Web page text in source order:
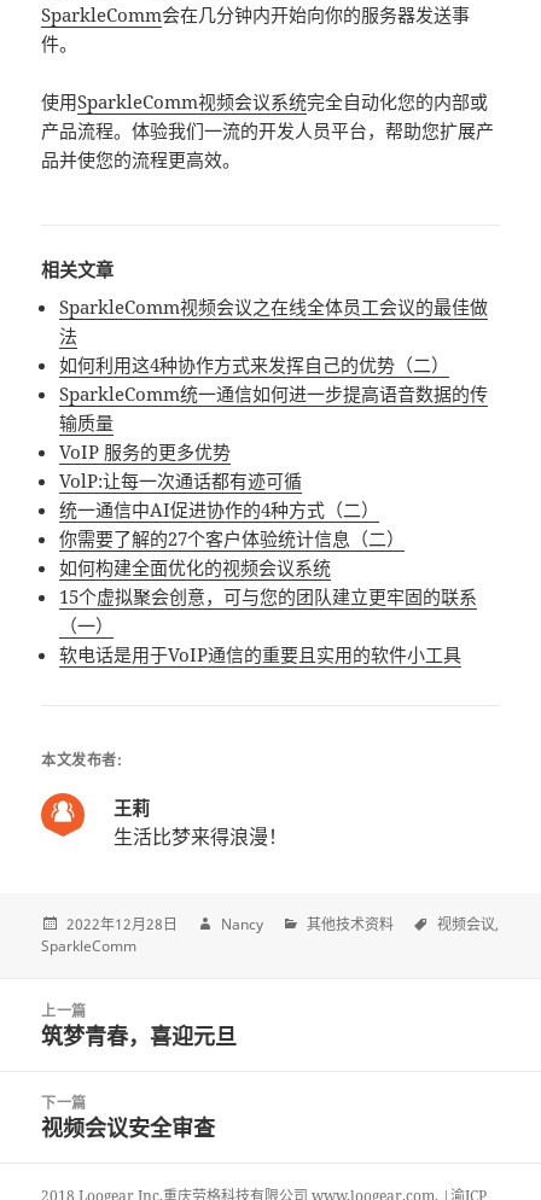
SparkleComm会在几分钟内开始向你的服务器发送事
件。
使用SparkleComm视频会议系统完全自动化您的内部或
产品流程。体验我们一流的开发人员平台，帮助您扩展产
品并使您的流程更高效。
相关文章
SparkleComm视频会议之在线全体员工会议的最佳做
法
如何利用这4种协作方式来发挥自己的优势（二）
SparkleComm统一通信如何进一步提高语音数据的传
输质量
VoIP 服务的更多优势
VolP:让每一次通话都有迹可循
统一通信中AI促进协作的4种方式（二）
你需要了解的27个客户体验统计信息（二）
如何构建全面优化的视频会议系统
15个虚拟聚会创意，可与您的团队建立更牢固的联系
（一）
软电话是用于VoIP通信的重要且实用的软件小工具
本文发布者:
王莉
生活比梦来得浪漫！
2022年12月28日 Nancy 其他技术资料
视频会议
SparkleComm
navigation
上一篇
上
篇
文
筑梦青春，喜迎元旦
下一篇
下
篇
视频会议安全审查
2018 Loogear Inc.重庆劳格科技有限公司 www.loogear.com. |渝ICP